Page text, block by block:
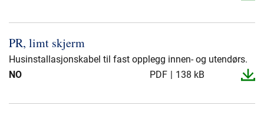
PR, limt skjerm
Husinstallasjonskabel til fast opplegg innen- og utendørs.
NO
PDF 138 kB